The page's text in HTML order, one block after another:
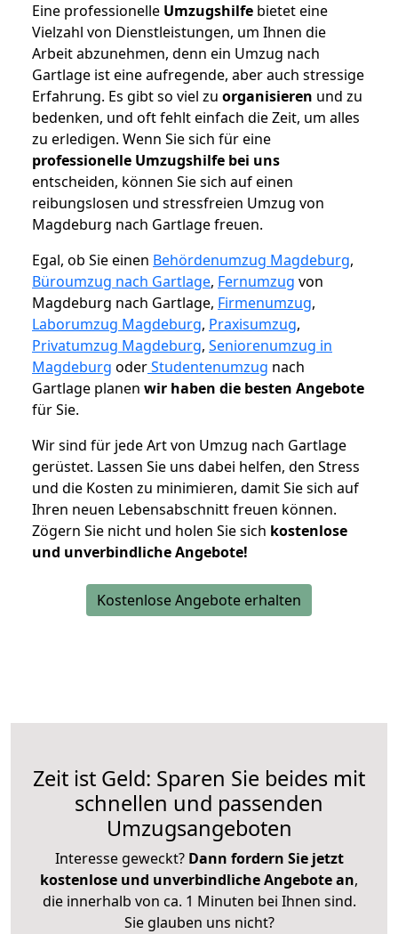
Eine professionelle Umzugshilfe bietet eine
Vielzahl von Dienstleistungen, um Ihnen die
Arbeit abzunehmen, denn ein Umzug nach
Gartlage ist eine aufregende, aber auch stressige
Erfahrung. Es gibt so viel zu organisieren und zu
bedenken, und oft fehlt einfach die Zeit, um alles
zu erledigen. Wenn Sie sich für eine
professionelle Umzugshilfe bei uns
entscheiden, können Sie sich auf einen
reibungslosen und stressfreien Umzug von
Magdeburg nach Gartlage freuen.
Egal, ob Sie einen Behördenumzug Magdeburg,
Büroumzug nach Gartlage, Fernumzug von
Magdeburg nach Gartlage, Firmenumzug,
Laborumzug Magdeburg, Praxisumzug,
Privatumzug Magdeburg, Seniorenumzug in
Magdeburg oderStudentenumzug nach
Gartlage planen wir haben die besten Angebote
für Sie.
Wir sind für jede Art von Umzug nach Gartlage
gerüstet. Lassen Sie uns dabei helfen, den Stress
und die Kosten zu minimieren, damit Sie sich auf
Ihren neuen Lebensabschnitt freuen können.
Zögern Sie nicht und holen Sie sich kostenlose
und unverbindliche Angebote!
Kostenlose Angebote erhalten
Zeit ist Geld: Sparen Sie beides mit
schnellen und passenden
Umzugsangeboten
Interesse geweckt? Dann fordern Sie jetzt
kostenlose und unverbindliche Angebote an,
die innerhalb von ca. 1 Minuten bei Ihnen sind.
Sie glauben uns nicht?